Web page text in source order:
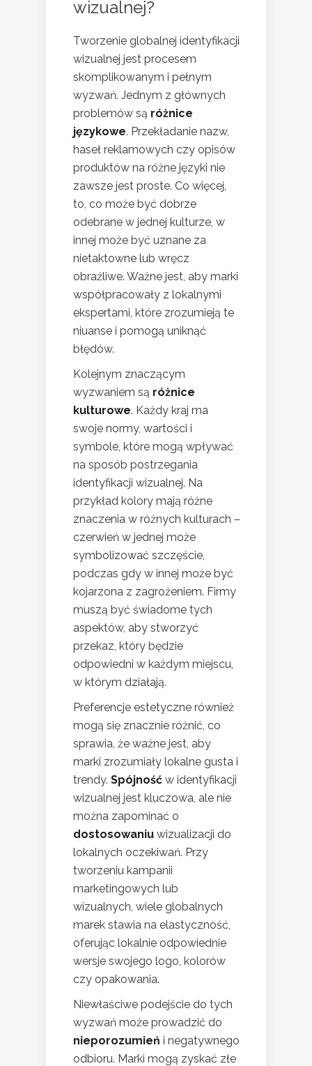
wizualnej?
Tworzenie globalnej identyfikacji
wizualnej jest procesem
skomplikowanym i pełnym
wyzwań. Jednym z głównych
problemów są różnice
językowe. Przekładanie nazw,
haseł reklamowych czy opisów
produktów na różne języki nie
zawsze jest proste. Co więcej,
to, co może być dobrze
odebrane w jednej kulturze, w
innej może być uznane za
nietaktowne lub wręcz
obraźliwe. Ważne jest, aby marki
współpracowały z lokalnymi
ekspertami, które zrozumieją te
niuanse i pomogą uniknąć
błędów.
Kolejnym znaczącym
wyzwaniem są różnice
kulturowe. Każdy kraj ma
swoje normy, wartości i
symbole, które mogą wpływać
na sposób postrzegania
identyfikacji wizualnej. Na
przykład kolory mają różne
znaczenia w różnych kulturach –
czerwień w jednej może
symbolizować szczęście,
podczas gdy w innej może być
kojarzona z zagrożeniem. Firmy
muszą być świadome tych
aspektów, aby stworzyć
przekaz, który będzie
odpowiedni w każdym miejscu,
w którym działają.
Preferencje estetyczne również
mogą się znacznie różnić, co
sprawia, że ważne jest, aby
marki zrozumiały lokalne gusta i
trendy. Spójność w identyfikacji
wizualnej jest kluczowa, ale nie
można zapominać o
dostosowaniu wizualizacji do
lokalnych oczekiwań. Przy
tworzeniu kampanii
marketingowych lub
wizualnych, wiele globalnych
marek stawia na elastyczność,
oferując lokalnie odpowiednie
wersje swojego logo, kolorów
czy opakowania.
Niewłaściwe podejście do tych
wyzwań może prowadzić do
nieporozumień i negatywnego
odbioru. Marki mogą zyskać złe